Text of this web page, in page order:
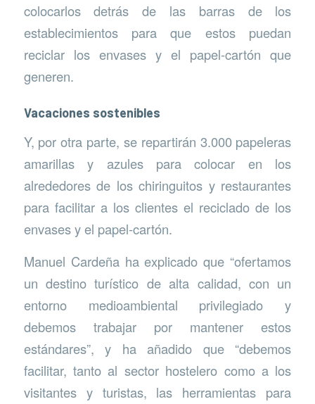
colocarlos detrás de las barras de los
establecimientos para que estos puedan
reciclar los envases y el papel-cartón que
generen.
Vacaciones sostenibles
Y, por otra parte, se repartirán 3.000 papeleras
amarillas y azules para colocar en los
alrededores de los chiringuitos y restaurantes
para facilitar a los clientes el reciclado de los
envases y el papel-cartón.
Manuel Cardeña ha explicado que “ofertamos
un destino turístico de alta calidad, con un
entorno medioambiental privilegiado y
debemos trabajar por mantener estos
estándares”, y ha añadido que “debemos
facilitar, tanto al sector hostelero como a los
visitantes y turistas, las herramientas para